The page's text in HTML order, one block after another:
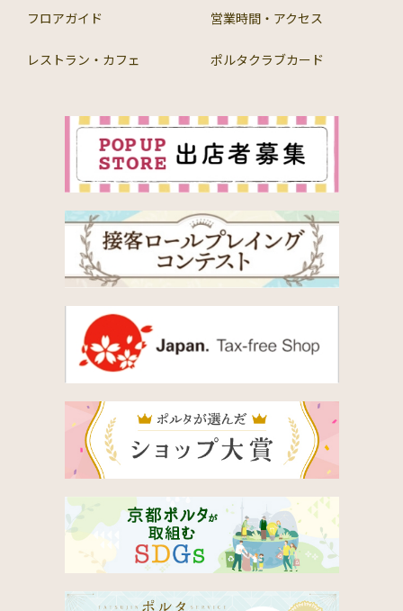
フロアガイド 営業時間・アクセス
レストラン・カフェ ポルタクラブカード